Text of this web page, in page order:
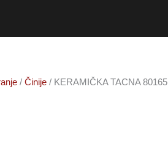
/ Činije / KERAMIČKA TACNA 80165